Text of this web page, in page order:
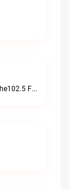
La radio lider de la ciudad de bariloche102.5 FM Radio O live